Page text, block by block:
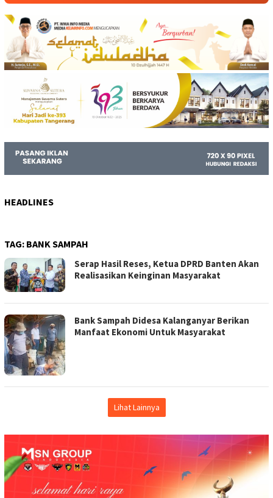
HEADLINES
TAG: BANK SAMPAH
Serap Hasil Reses, Ketua DPRD Banten Akan
Realisasikan Keinginan Masyarakat
Bank Sampah Didesa Kalanganyar Berikan
Manfaat Ekonomi Untuk Masyarakat
Lihat Lainnya